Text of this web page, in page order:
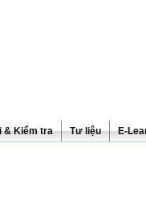
& Kiểm tra Tư liệu E-